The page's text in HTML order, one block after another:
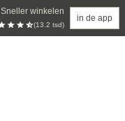
Sneller winkelen
(13.2 tsd)
in de app